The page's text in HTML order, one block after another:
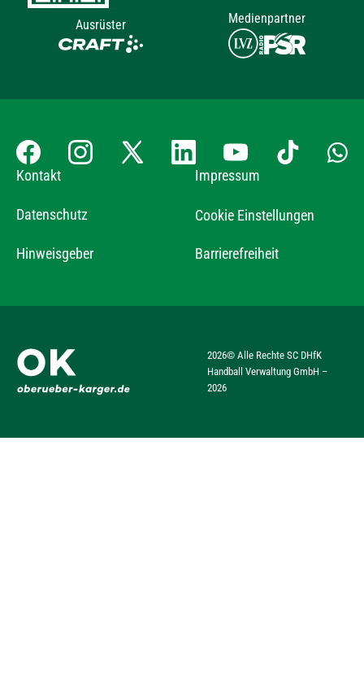
Ausrüster Medienpartner
Kontakt Impressum
Datenschutz Cookie Einstellungen
Hinweisgeber Barrierefreiheit
2026© Alle Rechte SC DHfK
Handball Verwaltung GmbH –
2026